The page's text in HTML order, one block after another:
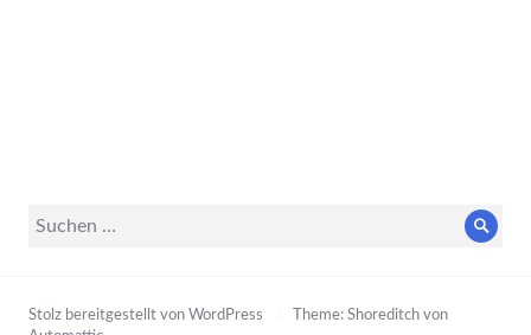
Suche
Stolz bereitgestellt von WordPress
Theme: Shoreditch von